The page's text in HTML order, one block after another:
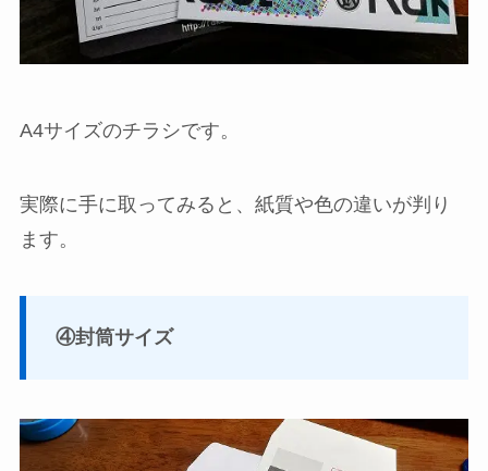
A4サイズのチラシです。
実際に手に取ってみると、紙質や色の違いが判り
ます。
④封筒サイズ